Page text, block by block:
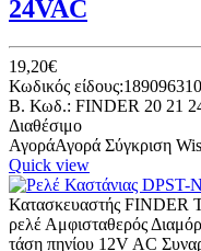
24VAC
19,20€
Κωδικός
B. Κωδ.: FINDER 20 21
Διαθέσιμο
ΑγοράΑγορά Σύγκριση
Quick view
Κατασκευαστής FINDER
ρελέ Αμφισταθερός
τάση πηνίου 12V AC